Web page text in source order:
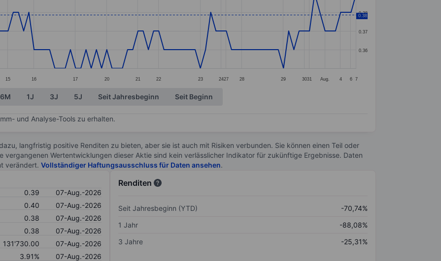
Data ranges from 0.35 to 0.39.
15 16 17 20 21 22 23 2427 28 29 3031 Aug. 4 6 7
0.36
0.37
0.38
0.38
6M 1J 3J 5J Seit Jahresbeginn Seit Beginn
und Analyse-Tools zu erhalten.
langfristig positive Renditen zu bieten, aber sie ist auch mit Risiken verbunden. Sie können einen Teil oder
vergangenen Wertentwicklungen dieser Aktie sind kein verlässlicher Indikator für zukünftige Ergebnisse. Daten
verändert. Vollständiger Haftungsausschluss für Daten ansehen.
0.39
07-Aug.-2026
0.40
07-Aug.-2026
0.38
07-Aug.-2026
0.38
07-Aug.-2026
131'730.00
07-Aug.-2026
3.91%
07-Aug.-2026
Renditen
Seit Jahresbeginn (YTD)
-70,74%
1 Jahr
-88,08%
3 Jahre
-25,31%